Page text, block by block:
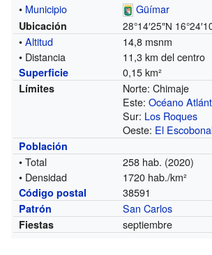
• Municipio Güímar
Ubicación 28°14′25″N
•Altitud
14,8 msnm
• Distancia
11,3 km del centro
Superficie 0,15 km²
Límites
Norte: Chimaje
Este:Océano
Sur: Los Roques
Oeste: El
Población
• Total
258 hab. (2020)
• Densidad
1720 hab./km²
Código postal 38591
Patrón San Carlos
Fiestas septiembre